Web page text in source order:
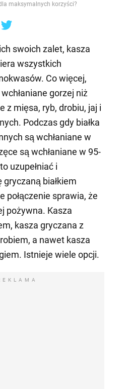
maksymalnych korzyści?
swoich zalet, kasza
wszystkich
Co więcej,
gorzej niż
z mięsa, ryb, drobiu, jaj i
Podczas gdy białka
są wchłaniane w
są wchłaniane w 95-
uzupełniać i
białkiem
połączenie sprawia, że
pożywna. Kasza
kasza gryczana z
a nawet kasza
Istnieje wiele opcji.